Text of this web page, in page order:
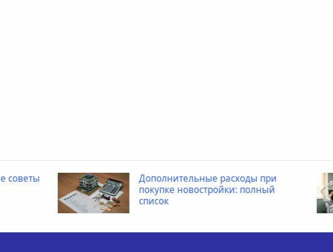
при
полный
Когда ребенку необходимо
провести рентген пищевода